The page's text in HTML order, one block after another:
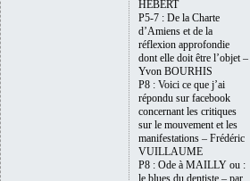
HÉBERT
P5-7 : De la Charte
d’Amiens et de la
réflexion approfondie
dont elle doit être l’objet –
Yvon BOURHIS
P8 : Voici ce que j’ai
répondu sur facebook
concernant les critiques
sur le mouvement et les
manifestations – Frédéric
VUILLAUME
P8 : Ode à MAILLY ou :
le blues du dentiste – par